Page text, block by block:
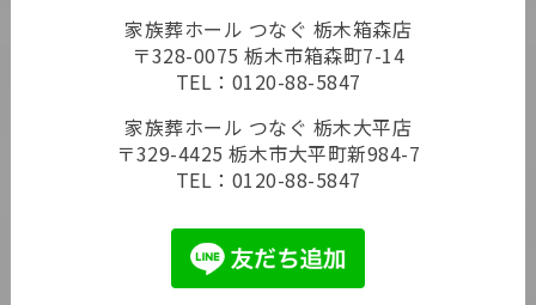
家族葬ホール つなぐ 栃木箱森店
〒328-0075 栃木市箱森町7-14
TEL： 0120-88-5847
家族葬ホール つなぐ 栃木大平店
〒329-4425 栃木市大平町新984-7
TEL： 0120-88-5847